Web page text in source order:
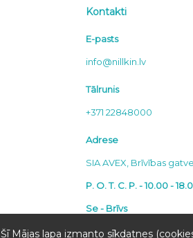
Kontakti
E-pasts
info@nillkin.lv
Tālrunis
+371 22848000
Adrese
SIA AVEX, Brīvības
P. O. T. C. P. - 10.00 -
Se - Brīvs
Sv - Brīvs
Šī Mājas lapa izmanto sīkdatnes